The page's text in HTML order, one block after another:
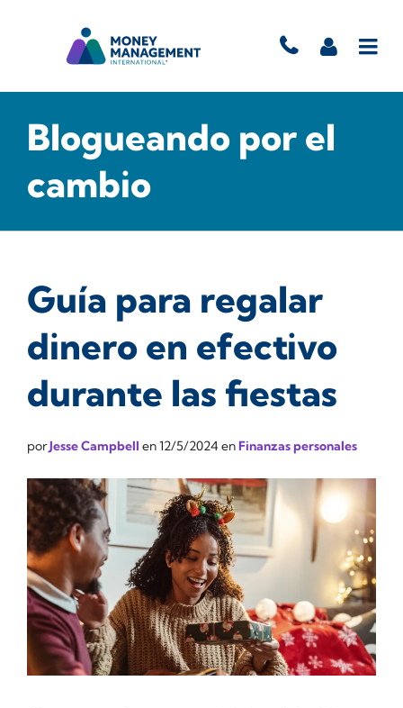
Blogueando por el
cambio
Guía para regalar
dinero en efectivo
durante las fiestas
porJesse Campbell en12/5/2024 enFinanzas personales